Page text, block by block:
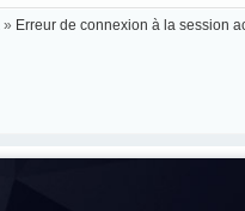
» Erreur de connexion à la session